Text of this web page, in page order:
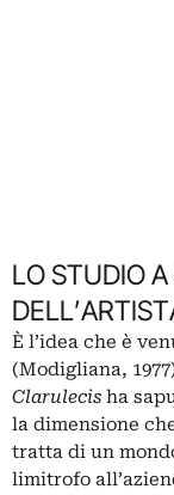
LO STUDIO
È l’idea che è
(Modigliana,
Clarulecis ha
la dimensione
tratta di un
limitrofo